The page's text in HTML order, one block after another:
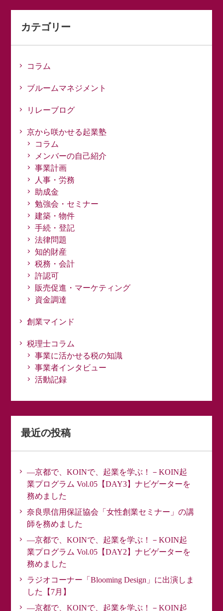
カテゴリー
コラム
ブルームマネジメント
リレーブログ
京から咲かせる起業塾
コラム
メンバーの自己紹介
事業計画
人事・労務
助成金
勉強会・セミナー
建築・物件
手続・登記
法律問題
知的財産
税務・会計
許認可
販売促進・マーケティング
資金調達
創業マインド
税理士コラム
事業に活かせる税の知識
事業者インタビュー
活動記録
最近の投稿
―京都で、KOINで、起業を学ぶ！－KOIN起
業プログラム Vol.05【DAY3】ナビゲーターを
務めました
奈良県信用保証協会「女性創業セミナー」の講
師を務めました
―京都で、KOINで、起業を学ぶ！－KOIN起
業プログラム Vol.05【DAY2】ナビゲーターを
務めました
ラジオコーナー「Blooming Design」に出演しま
した【7月】
―京都で、KOINで、起業を学ぶ！－KOIN起